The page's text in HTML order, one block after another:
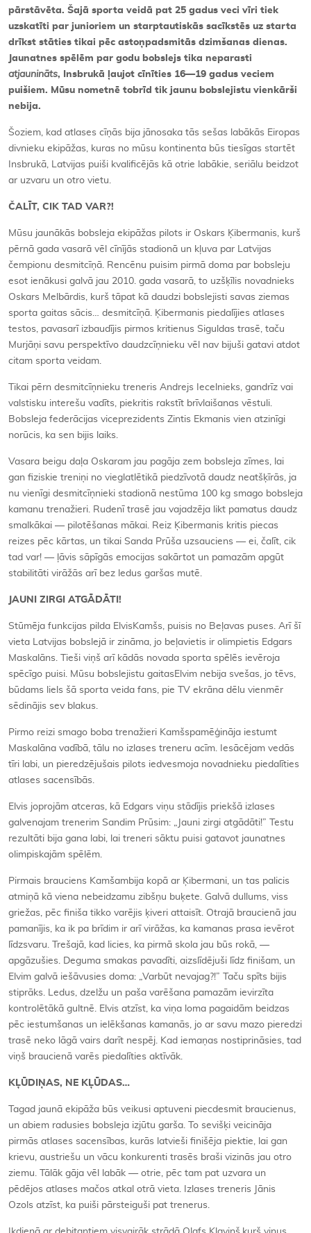
pārstāvēta. Šajā sporta veidā pat 25 gadus veci vīri tiek
uzskatīti par junioriem un starptautiskās sacīkstēs uz starta
drīkst stāties tikai pēc astoņpadsmitās dzimšanas dienas.
Jaunatnes spēlēm par godu bobslejs tika neparasti
atjaunināts, Insbrukā ļaujot cīnīties 16—19 gadus veciem
puišiem. Mūsu nometnē tobrīd tik jaunu bobslejistu vienkārši
nebija.
Šoziem, kad atlases cīņās bija jānosaka tās sešas labākās Eiropas
divnieku ekipāžas, kuras no mūsu kontinenta būs tiesīgas startēt
Insbrukā, Latvijas puiši kvalificējās kā otrie labākie, seriālu beidzot
ar uzvaru un otro vietu.
ČALĪT, CIK TAD VAR?!
Mūsu jaunākās bobsleja ekipāžas pilots ir Oskars Ķibermanis, kurš
pērnā gada vasarā vēl cīnījās stadionā un kļuva par Latvijas
čempionu desmitcīņā. Rencēnu puisim pirmā doma par bobsleju
esot ienākusi galvā jau 2010. gada vasarā, to uzšķīlis novadnieks
Oskars Melbārdis, kurš tāpat kā daudzi bobslejisti savas ziemas
sporta gaitas sācis… desmitcīņā. Ķibermanis piedalījies atlases
testos, pavasarī izbaudījis pirmos kritienus Siguldas trasē, taču
Murjāņi savu perspektīvo daudzcīņnieku vēl nav bijuši gatavi atdot
citam sporta veidam.
Tikai pērn desmitcīņnieku treneris Andrejs Iecelnieks, gandrīz vai
valstisku interešu vadīts, piekritis rakstīt brīvlaišanas vēstuli.
Bobsleja federācijas viceprezidents Zintis Ekmanis vien atzinīgi
norūcis, ka sen bijis laiks.
Vasara beigu daļa Oskaram jau pagāja zem bobsleja zīmes, lai
gan fiziskie treniņi no vieglatlētikā piedzīvotā daudz neatšķīrās, ja
nu vienīgi desmitcīņnieki stadionā nestūma 100 kg smago bobsleja
kamanu trenažieri. Rudenī trasē jau vajadzēja likt pamatus daudz
smalkākai — pilotēšanas mākai. Reiz Ķibermanis kritis piecas
reizes pēc kārtas, un tikai Sanda Prūša uzsauciens — ei, čalīt, cik
tad var! — ļāvis sāpīgās emocijas sakārtot un pamazām apgūt
stabilitāti virāžās arī bez ledus garšas mutē.
JAUNI ZIRGI ATGĀDĀTI!
Stūmēja funkcijas pilda ElvisKamšs, puisis no Beļavas puses. Arī šī
vieta Latvijas bobslejā ir zināma, jo beļavietis ir olimpietis Edgars
Maskalāns. Tieši viņš arī kādās novada sporta spēlēs ievēroja
spēcīgo puisi. Mūsu bobslejistu gaitasElvim nebija svešas, jo tēvs,
būdams liels šā sporta veida fans, pie TV ekrāna dēlu vienmēr
sēdinājis sev blakus.
Pirmo reizi smago boba trenažieri Kamšspamēģināja iestumt
Maskalāna vadībā, tālu no izlases treneru acīm. Iesācējam vedās
tīri labi, un pieredzējušais pilots iedvesmoja novadnieku piedalīties
atlases sacensībās.
Elvis joprojām atceras, kā Edgars viņu stādījis priekšā izlases
galvenajam trenerim Sandim Prūsim: „Jauni zirgi atgādāti!” Testu
rezultāti bija gana labi, lai treneri sāktu puisi gatavot jaunatnes
olimpiskajām spēlēm.
Pirmais brauciens Kamšambija kopā ar Ķibermani, un tas palicis
atmiņā kā viena nebeidzamu zibšņu buķete. Galvā dullums, viss
griežas, pēc finiša tikko varējis ķiveri attaisīt. Otrajā braucienā jau
pamanījis, ka ik pa brīdim ir arī virāžas, ka kamanas prasa ievērot
līdzsvaru. Trešajā, kad licies, ka pirmā skola jau būs rokā, —
apgāzušies. Deguma smakas pavadīti, aizslīdējuši līdz finišam, un
Elvim galvā iešāvusies doma: „Varbūt nevajag?!” Taču spīts bijis
stiprāks. Ledus, dzelžu un paša varēšana pamazām ievirzīta
kontrolētākā gultnē. Elvis atzīst, ka viņa loma pagaidām beidzas
pēc iestumšanas un ielēkšanas kamanās, jo ar savu mazo pieredzi
trasē neko lāgā vairs darīt nespēj. Kad iemaņas nostiprināsies, tad
viņš braucienā varēs piedalīties aktīvāk.
KĻŪDIŅAS, NE KĻŪDAS…
Tagad jaunā ekipāža būs veikusi aptuveni piecdesmit braucienus,
un abiem radusies bobsleja izjūtu garša. To sevišķi veicināja
pirmās atlases sacensības, kurās latvieši finišēja piektie, lai gan
krievu, austriešu un vācu konkurenti trasēs braši vizinās jau otro
ziemu. Tālāk gāja vēl labāk — otrie, pēc tam pat uzvara un
pēdējos atlases mačos atkal otrā vieta. Izlases treneris Jānis
Ozols atzīst, ka puiši pārsteiguši pat trenerus.